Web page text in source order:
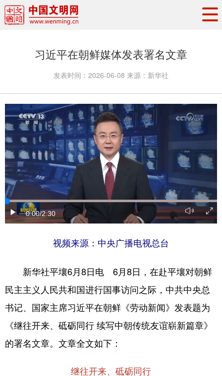
权威发布
资讯联播
地方交流
文明实践
文明创建
文明之光
文明影音 文明矩阵
习近平在朝鲜媒体发表署名文章
发表时间： 2026-06-08 来源： 新华社
0:00/2:30
视频来源：中央广播电视总台
新华社平壤6月8日电 6月8日，在赴平壤对朝鲜
民主主义人民共和国进行国事访问之际，中共中央总
书记、国家主席习近平在朝鲜《劳动新闻》发表题为
《继往开来、砥砺同行 续写中朝传统友谊崭新篇章》
的署名文章。文章全文如下：
继往开来、砥砺同行